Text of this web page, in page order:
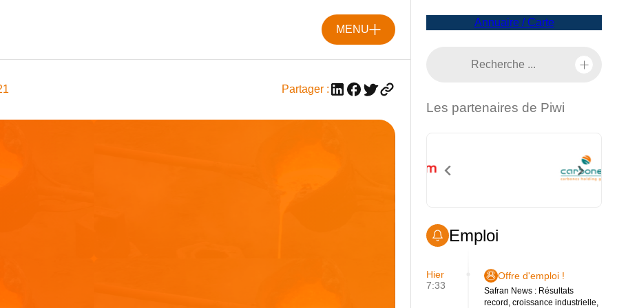
MENU
Partager :
Annuaire / Carte
Les partenaires de Piwi
Emploi
Hier
7:33
Offre d'emploi !
Safran News : Résultats
record, croissance industrielle,